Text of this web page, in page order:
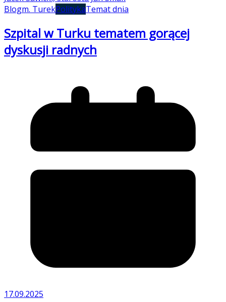
Blogm. TurekPolitykaTemat dnia
Szpital w Turku tematem gorącej
dyskusji radnych
17.09.2025